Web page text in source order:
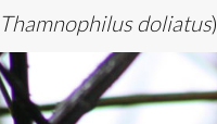
Thamnophilus doliatus)